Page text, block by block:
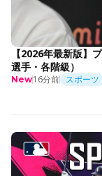
【2026年最新版】
選手・各階級）
New16分前 スポーツ